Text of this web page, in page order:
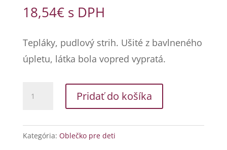
18,54€ s DPH
Tepláky, pudlový strih. Ušité z bavlneného
úpletu, látka bola vopred vypratá.
Tepláky
malé
baby
Pridať do košíka
Kategória: Oblečko pre deti